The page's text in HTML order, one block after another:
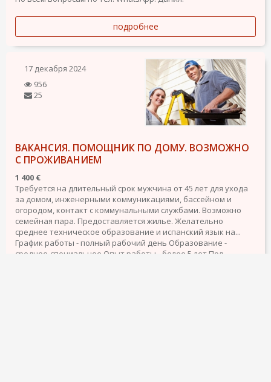
подробнее
17 декабря 2024
956
25
ВАКАНСИЯ. ПОМОЩНИК ПО ДОМУ. ВОЗМОЖНО
С ПРОЖИВАНИЕМ
1 400 €
Требуется на длительный срок мужчина от 45 лет для ухода
за домом, инженерными коммуникациями, бассейном и
огородом, контакт с коммунальными службами. Возможно
семейная пара. Предоставляется жилье. Желательно
среднее техническое образование и испанский язык на...
График работы - полный рабочий день Образование -
среднее-специальное Опыт работы - более 5 лет Пол -